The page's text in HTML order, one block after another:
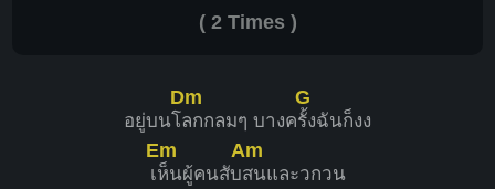
( 2 Times )
อยู่บนโ
Dm
ลกกลมๆ บางค
G
รั้งฉันก็งง
เ
Em
ห็นผู้คนสับ
Am
สนและวกวน